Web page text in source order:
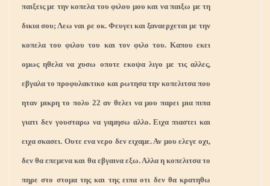
παιξεις με την κοπελα του φιλου μου και να παιξω με τη
δικια σου; Λεω ναι ρε οκ. Φευγει και ξαναερχεται με την
κοπελα του φιλου του και τον φιλο του. Καπου εκει
ομως ηθελα να χυσω οποτε εκοψα λιγο με τις αλλες,
εβγαλα το προφυλακτικο και ρωτησα την κοπελιτσα που
ηταν μικρη το πολυ 22 αν θελει να μου παρει μια πιπα
γιατι δεν γουσταρω να γαμησω αλλο. Ειχα πιαστει και
ειχα σκασει. Ουτε ενα νερο δεν ειχαμε. Αν μου ελεγε οχι,
δεν θα επεμενα και θα εβγαινα εξω. Αλλα η κοπελιτσα το
πηρε στο στομα της και της ειπα οτι δεν θα κρατηθω